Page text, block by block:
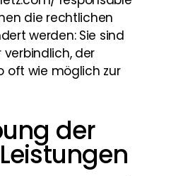
die rechtlichen
werden: Sie sind
der
oft wie möglich zur
der